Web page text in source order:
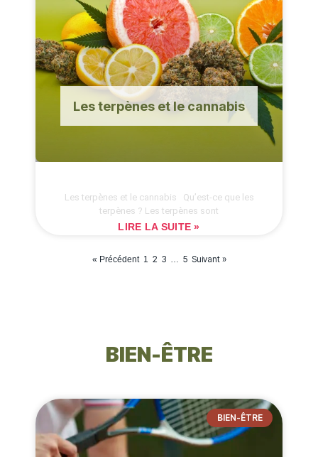
Les terpènes et le cannabis
Les terpènes et le cannabis Qu’est-ce que les
terpènes ? Les terpènes sont
LIRE LA SUITE »
« Précédent 1 2 3 … 5 Suivant »
BIEN-ÊTRE
BIEN-ÊTRE